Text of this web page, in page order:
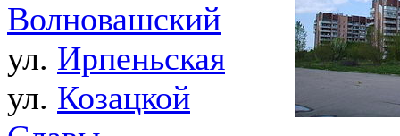
Волновашский
ул. Ирпеньская
ул. Козацкой